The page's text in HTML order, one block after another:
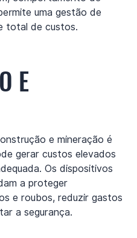
uma gestão de
total de custos.
E
e mineração é
gerar custos elevados
Os dispositivos
a proteger
e roubos, reduzir gastos
a segurança.